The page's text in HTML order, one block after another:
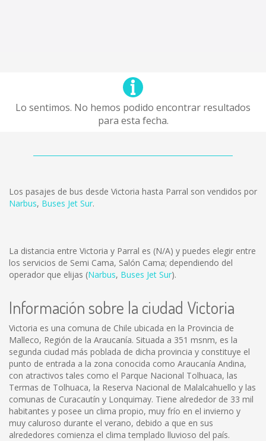
Lo sentimos. No hemos podido encontrar resultados
para esta fecha.
Los pasajes de bus desde Victoria hasta Parral son vendidos por
Narbus, Buses Jet Sur.
La distancia entre Victoria y Parral es (N/A) y puedes elegir entre
los servicios de Semi Cama, Salón Cama; dependiendo del
operador que elijas (Narbus, Buses Jet Sur).
Información sobre la ciudad Victoria
Victoria es una comuna de Chile ubicada en la Provincia de
Malleco, Región de la Araucanía. Situada a 351 msnm, es la
segunda ciudad más poblada de dicha provincia y constituye el
punto de entrada a la zona conocida como Araucanía Andina,
con atractivos tales como el Parque Nacional Tolhuaca, las
Termas de Tolhuaca, la Reserva Nacional de Malalcahuello y las
comunas de Curacautín y Lonquimay. Tiene alrededor de 33 mil
habitantes y posee un clima propio, muy frío en el invierno y
muy caluroso durante el verano, debido a que en sus
alrededores comienza el clima templado lluvioso del país.